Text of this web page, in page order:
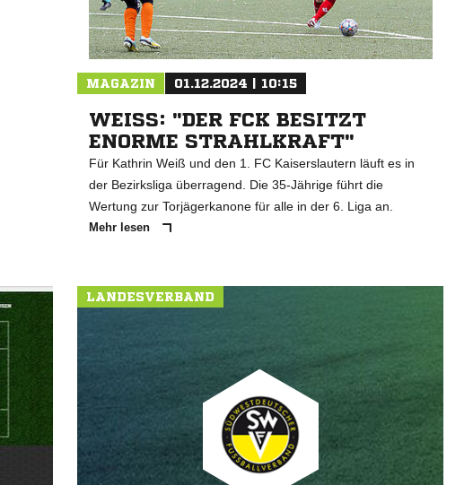
MAGAZIN 01.12.2024 | 10:15
WEISS: "DER FCK BESITZT E
NORME STRAHLKRAFT"
Für Kathrin Weiß und den 1. FC Kaiserslautern läuft es in
der Bezirksliga überragend. Die 35-Jährige führt die
Wertung zur Torjägerkanone für alle in der 6. Liga an.
Mehr lesen
LANDESVERBAND